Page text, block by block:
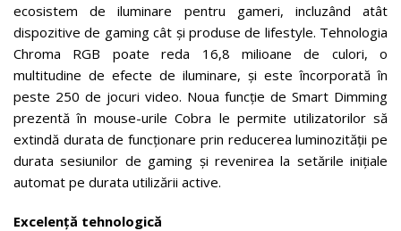
ecosistem de iluminare pentru gameri, incluzând atât
dispozitive de gaming cât și produse de lifestyle. Tehnologia
Chroma RGB poate reda 16,8 milioane de culori, o
multitudine de efecte de iluminare, și este încorporată în
peste 250 de jocuri video. Noua funcție de Smart Dimming
prezentă în mouse-urile Cobra le permite utilizatorilor să
extindă durata de funcționare prin reducerea luminozității pe
durata sesiunilor de gaming și revenirea la setările inițiale
automat pe durata utilizării active.
Excelență tehnologică